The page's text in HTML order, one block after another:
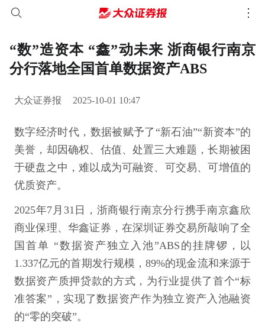
“数”造资本 “鑫”动未来 浙商银行南京
分行落地全国首单数据资产ABS
大众证券报 2025-10-01 10:47
数字经济时代，数据被赋予了“新石油”“新资本”的
美誉，却因确权、估值、处置三大难题，长期被困
于硬盘之中，难以成为可融资、可交易、可增值的
优质资产。
2025年7月31日，浙商银行南京分行携手南京鑫欣
商业保理、华鑫证券，在深圳证券交易所敲响了全
国首单 “数据资产独立入池”ABS的挂牌锣，以
1.337亿元的首期发行规模，89%的现金流和来源于
数据资产质押贷款的方式，为行业提供了首个“标
准答案”，实现了数据资产作为独立资产入池融资
的“零的突破”。